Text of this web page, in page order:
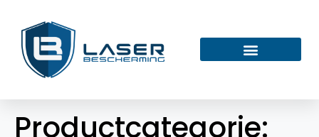
Productcategorie: